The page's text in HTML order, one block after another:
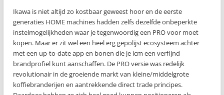
Ikawa is niet altijd zo kostbaar geweest hoor en de eerste
generaties HOME machines hadden zelfs dezelfde onbeperkte
instelmogelijkheden waar je tegenwoordig een PRO voor moet
kopen. Maar er zit wel een heel erg gepolijst ecosysteem achter
met een up-to-date app en bonen die je icm een verfijnd
brandprofiel kunt aanschaffen. De PRO versie was redelijk
revolutionair in de groeiende markt van kleine/middelgrote
koffiebranderijen en aantrekkende direct trade principes.